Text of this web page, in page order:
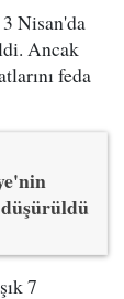
Nisan'da
Ancak
feda
7